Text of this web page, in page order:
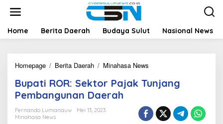
t
Home Berita Daerah Budaya Sulut Nasional News
Homepage / Berita Daerah / Minahasa News
u
t
i
Bupati ROR: Sektor Pajak Tunjang
Pembangunan Daerah
Fernando Lumanauw
Mei 13, 2023
Minahasa News